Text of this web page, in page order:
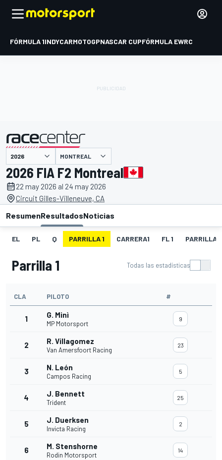
FÓRMULA 1INDYCARMOTOGPNASCAR CUPFÓRMULA EWRC
presentado por MONTREAL
2026 FIA F2 Montreal
22 may 2026 al 24 may 2026
Circuit Gilles-Villeneuve, CA
ResumenResultadosNoticias
EL PL Q PARRILLA 1 CARRERA1 FL 1 PARRILLA
Parrilla 1 Todas las estadísticas
CLA PILOTO #
1 G. Minì
MP Motorsport
9
2 R. Villagomez
Van Amersfoort Racing
23
3 N. León
Campos Racing
5
4 J. Bennett
Trident
25
5 J. Duerksen
Invicta Racing
2
6 M. Stenshorne
Rodin Motorsport
14